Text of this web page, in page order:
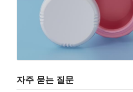
자주 묻는 질문